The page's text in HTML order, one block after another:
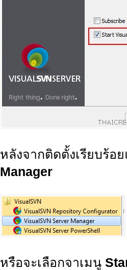
หลังจากติดตั้งเรียบร้อ
Manager
หรือจะเลือกจาเมนู